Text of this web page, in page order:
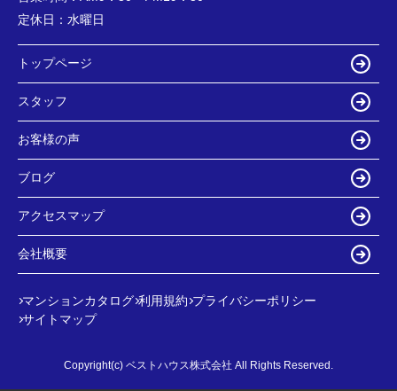
定休日： 水曜日
トップページ
スタッフ
お客様の声
ブログ
アクセスマップ
会社概要
マンションカタログ 利用規約 プライバシーポリシー
サイトマップ
Copyright(c) ベストハウス株式会社 All Rights Reserved.